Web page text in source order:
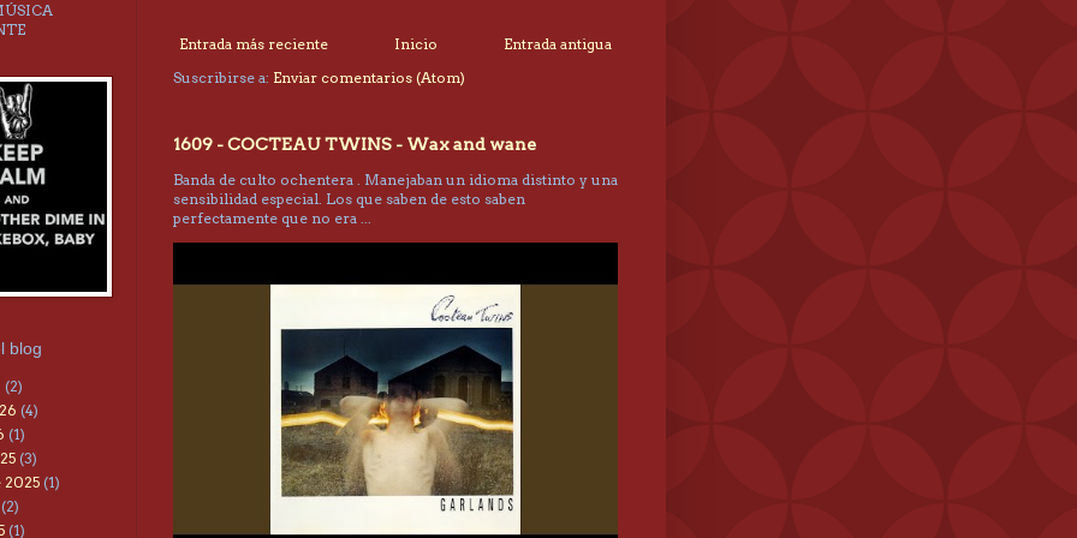
Entrada más reciente Entrada antigua
Inicio
Suscribirse a: Enviar comentarios (Atom)
1609 - COCTEAU TWINS - Wax and wane
Banda de culto ochentera . Manejaban un idioma distinto y una
sensibilidad especial. Los que saben de esto saben
perfectamente que no era ...
blog
(2)
(4)
(1)
(3)
2025 (1)
(1)